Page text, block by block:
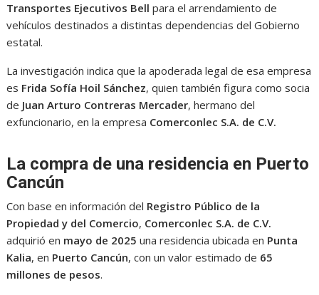
Transportes Ejecutivos Bell para el arrendamiento de
vehículos destinados a distintas dependencias del Gobierno
estatal.
La investigación indica que la apoderada legal de esa empresa
es Frida Sofía Hoil Sánchez, quien también figura como socia
de Juan Arturo Contreras Mercader, hermano del
exfuncionario, en la empresa Comerconlec S.A. de C.V.
La compra de una residencia en Puerto
Cancún
Con base en información del Registro Público de la
Propiedad y del Comercio, Comerconlec S.A. de C.V.
adquirió en mayo de 2025 una residencia ubicada en Punta
Kalia, en Puerto Cancún, con un valor estimado de 65
millones de pesos.